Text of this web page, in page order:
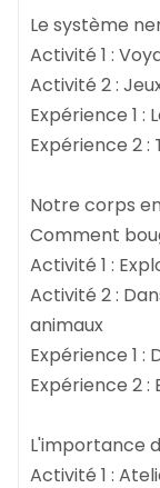
Le système
Activité 1 :
Activité 2 :
Expérience 1 :
Expérience 2
Notre corps
Comment
Activité 1 :
Activité 2 :
animaux
Expérience 1
Expérience 2
L'importance
Activité 1 :